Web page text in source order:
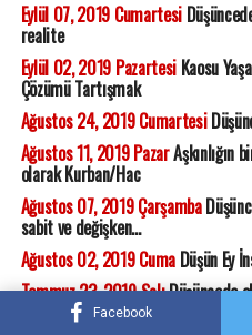
Facebook
Eylül 07, 2019 Cumartesi
realite
Eylül 02, 2019 PazartesiKaosu
Çözümü Tartışmak
Ağustos 24, 2019 Cumartesi
Ağustos 11, 2019 PazarAşkınlığın
olarak Kurban/Hac
Ağustos 07, 2019 Çarşamba
sabit ve değişken...
Ağustos 02, 2019 CumaDüşün Ey
Temmuz 23, 2019 SalıDüşüncede
Temmuz 22, 2019 Pazartesi